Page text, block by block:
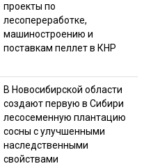
проекты по
лесопереработке,
машиностроению и
поставкам пеллет в КНР
В Новосибирской области
создают первую в Сибири
лесосеменную плантацию
сосны с улучшенными
наследственными
свойствами